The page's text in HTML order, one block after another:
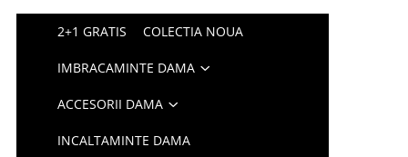
2+1 GRATIS COLECTIA NOUA
IMBRACAMINTE DAMA
ACCESORII DAMA
INCALTAMINTE DAMA